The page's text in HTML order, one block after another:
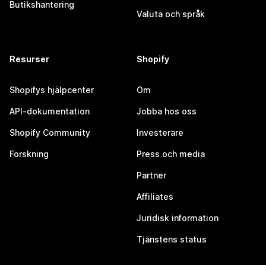
Butikshantering
Valuta och språk
Resurser
Shopifys hjälpcenter
API-dokumentation
Shopify Community
Forskning
Shopify
Om
Jobba hos oss
Investerare
Press och media
Partner
Affiliates
Juridisk information
Tjänstens status